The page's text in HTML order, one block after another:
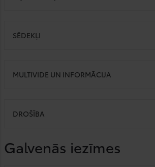
SĒDEKĻI
MULTIVIDE UN INFORMĀCIJA
DROŠĪBA
Galvenās iezīmes